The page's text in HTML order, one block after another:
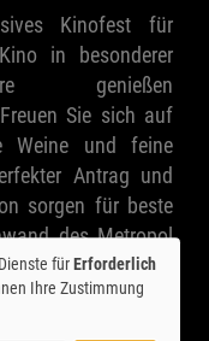
Kinofest für
in besonderer
genießen
Sie sich auf
Weine und feine
Antrag und
sorgen für beste
des Metropol
viel Charme.
erwartet Sie
fürErforderlich
Ihre Zustimmung